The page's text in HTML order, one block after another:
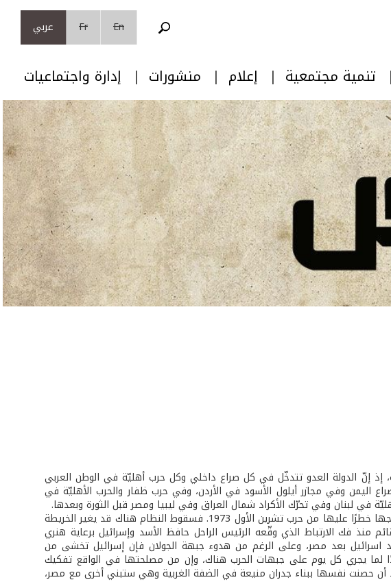
En
Fr عربي
تنمية مجتمعية إعلام منشورات إدارة واجتماعيات
إذ إنّ الدولة العدو تتدخّل في كل صراع داخلي وكل حرب أهليّة في الوطن العربي
لقد تدخّلت اسرائيل في صراع اليمن وفي مجازر أيلول الأسود في الأردن، وفي حرب ظفار والحرب الأهليّة في
في لبنان وفي تحرّك الأكراد شمال العراق وفي ليبيا ومصر قبل الثورة وبعدها.
ولا شك بأن الحرب في سوريا تشكل همًا إسرائيليًا، وقد لا تقل نتائجها خطرًا عليها من حرب تشرين الأول 1973. فسقوط النظام هناك قد يغير الخريطة
منذ فك الارتباط الذي وقّعه الرئيس الراحل حافظ الأسد وإسرائيل برعاية هنري
على حدود اسرائيل بعد مصر، وعلى الرغم من هدوء جبهة الجولان فإن إسرائيل تخشى من
لما يجري كل يوم على جبهات الحرب هناك، وإن من مصلحتها في الواقع تفكيك
أن حصنت نفسها ببناء جدران منيعة في الضفة الغربية وهي ستبني أخرى مع مصر،